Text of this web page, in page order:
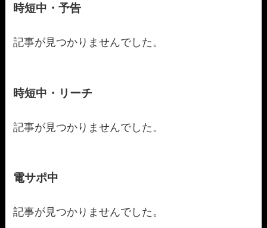
時短中・予告
記事が見つかりませんでした。
時短中・リーチ
記事が見つかりませんでした。
電サポ中
記事が見つかりませんでした。